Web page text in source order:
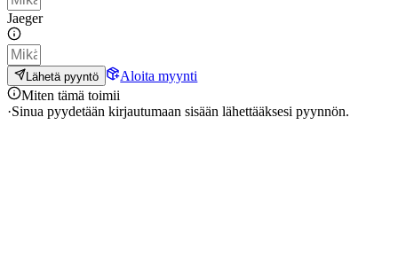
Jaeger
Lähetä pyyntö
Aloita myynti
Miten tämä toimii
·Sinua pyydetään kirjautumaan sisään lähettääksesi pyynnön.